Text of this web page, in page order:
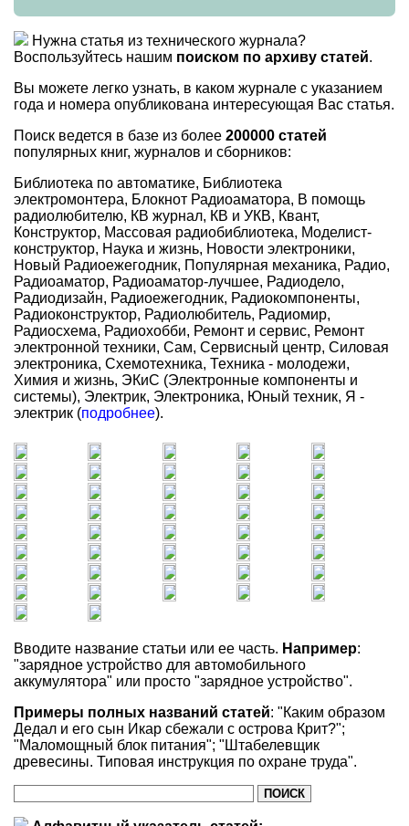
Нужна статья из технического журнала?
Воспользуйтесь нашим поиском по архиву статей.
Вы можете легко узнать, в каком журнале с указанием
года и номера опубликована интересующая Вас статья.
Поиск ведется в базе из более 200000 статей
популярных книг, журналов и сборников:
Библиотека по автоматике, Библиотека
электромонтера, Блокнот Радиоаматора, В помощь
радиолюбителю, КВ журнал, КВ и УКВ, Квант,
Конструктор, Массовая радиобиблиотека, Моделист-
конструктор, Наука и жизнь, Новости электроники,
Новый Радиоежегодник, Популярная механика, Радио,
Радиоаматор, Радиоаматор-лучшее, Радиодело,
Радиодизайн, Радиоежегодник, Радиокомпоненты,
Радиоконструктор, Радиолюбитель, Радиомир,
Радиосхема, Радиохобби, Ремонт и сервис, Ремонт
электронной техники, Сам, Сервисный центр, Силовая
электроника, Схемотехника, Техника - молодежи,
Химия и жизнь, ЭКиС (Электронные компоненты и
системы), Электрик, Электроника, Юный техник, Я -
электрик (подробнее).
Вводите название статьи или ее часть. Например:
"зарядное устройство для автомобильного
аккумулятора" или просто "зарядное устройство".
Примеры полных названий статей: "Каким образом
Дедал и его сын Икар сбежали с острова Крит?";
"Маломощный блок питания"; "Штабелевщик
древесины. Типовая инструкция по охране труда".